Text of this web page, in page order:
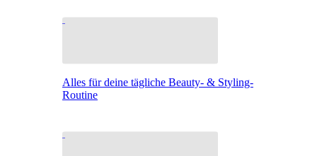
Alles für deine tägliche Beauty- & Styling-
Routine